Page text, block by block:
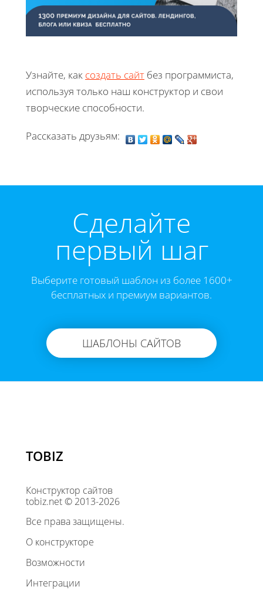
Узнайте, как создать сайт без программиста,
используя только наш конструктор и свои
творческие способности.
Рассказать друзьям:
Cделайте
первый шаг
Выберите готовый шаблон из более 1600+
бесплатных и премиум вариантов.
ШАБЛОНЫ САЙТОВ
TOBIZ
Конструктор сайтов
tobiz.net © 2013-2026
Все права защищены.
О конструкторе
Возможности
Интеграции